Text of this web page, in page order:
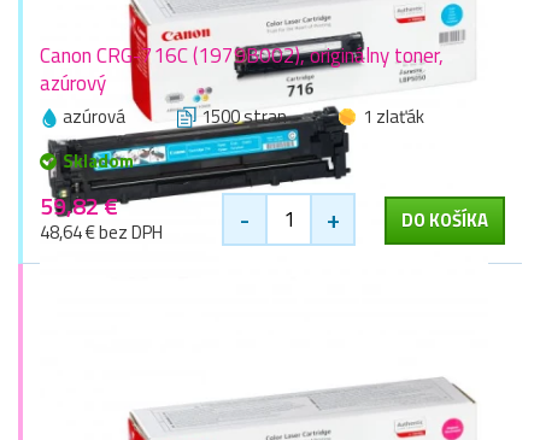
Canon CRG-716C (1979B002), originálny toner,
azúrový
azúrová 1500 stran
1 zlaťák
Skladom
59,82 €
48,64 € bez DPH - + DO KOŠÍKA